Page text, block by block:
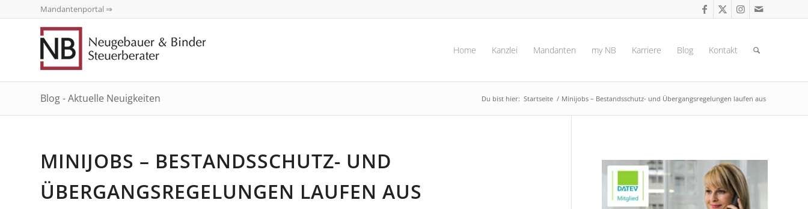
Mandantenportal ⇒
Home Kanzlei Mandanten my NB Karriere Blog Kontakt
Blog - Aktuelle Neuigkeiten Du bist hier: Startseite / Minijobs – Bestandsschutz- und Übergangsregelungen laufen aus
MINIJOBS – BESTANDSSCHUTZ- UND
ÜBERGANGSREGELUNGEN LAUFEN AUS